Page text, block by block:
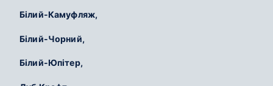
Білий-Камуфляж,
Білий-Чорний,
Білий-Юпітер,